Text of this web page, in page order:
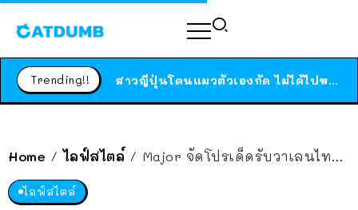
Trending!! ได้เวลาเด็กหนวดรวมตัว RF Online Next เปิดให้เล่นแล้ว เกม Sci-Fi MMORPG ระดับตำนาน เล่นได้ทั้งมือถือและ PC
Home / ไลฟ์สไตล์ / Major จัดโปรเด็ดรับวาเลนไทน์ ซื้อตั๋วหนัง 1 แถม 1 ไปดูที่เม๊เจอะ (โรงหนัง)
ไลฟ์สไตล์